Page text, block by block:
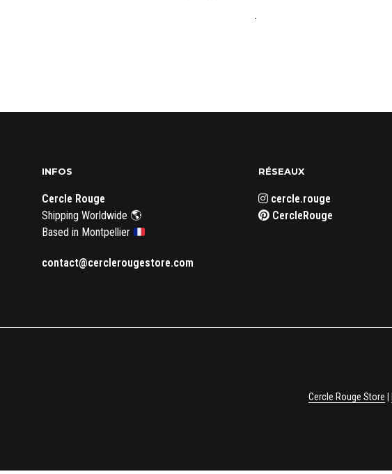
.
INFOS
Cercle Rouge
Shipping Worldwide 🌎
Based in Montpellier
contact@cerclerougestore.com
RÉSEAUX
cercle.rouge
CercleRouge
Cercle Rouge Store